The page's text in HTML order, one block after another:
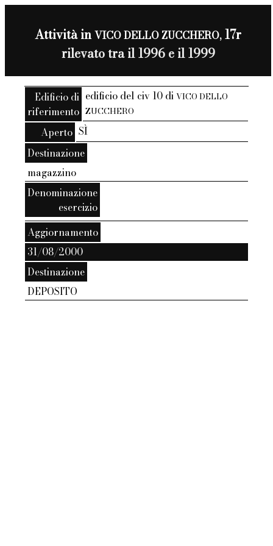
Attività inVICO DELLO ZUCCHERO,17r
rilevato tra il 1996 e il 1999
Edificio di
riferimento
edificio del civ 10 diVICO DELLO
ZUCCHERO
Aperto SÌ
Destinazione
magazzino
Denominazione
esercizio
Aggiornamento
31/08/2000
Destinazione
DEPOSITO